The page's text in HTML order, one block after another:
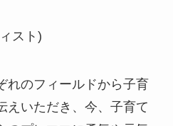
スト)
れのフィールドから子育
えいただき、今、子育て